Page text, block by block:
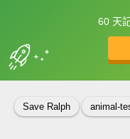
60 天
框選或點兩
收錄佳句
Save Ralph animal-